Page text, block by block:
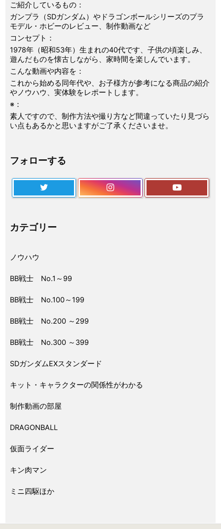
ご紹介しているもの：
ガンプラ（SDガンダム）やドラゴンボールシリーズのプラ
モデル・ホビーのレビュー、制作動画など
コンセプト：
1978年（昭和53年）生まれの40代です、子供の頃楽しみ、
遊んだものを懐古しながら、家時間を楽しんでいます。
こんな動画や内容を：
これから始める同年代や、お子様方が参考になる商品の紹介
やノウハウ、実体験をレポートします。
※：
素人ですので、制作方法や撮り方など間違っていたり見づら
い点もあるかと思いますがご了承くださいませ。
フォローする
カテゴリー
ノウハウ
BB戦士 No.1～99
BB戦士 No.100～199
BB戦士 No.200 ～299
BB戦士 No.300 ～399
SDガンダムEXスタンダード
キット・キャラクターの関係性がわかる
制作動画の部屋
DRAGONBALL
仮面ライダー
キン肉マン
ミニ四駆ほか